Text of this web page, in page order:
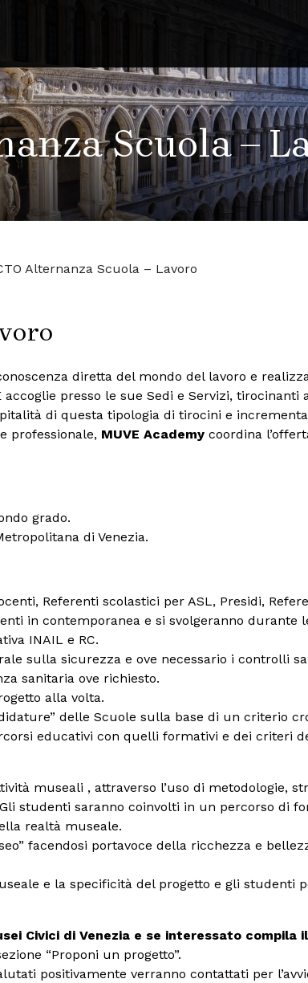
Scuola –
Alternanza Scuola – Lavoro
diretta del mondo del lavoro e
presso le sue Sedi e Servizi, tirocinanti
di questa tipologia di tirocini e
professionale, MUVE Academy coordina
grado.
di Venezia.
Referenti scolastici per ASL, Presidi,
in contemporanea e si svolgeranno durante
INAIL e RC.
sulla sicurezza e ove necessario i controlli
sanitaria ove richiesto.
alla volta.
delle Scuole sulla base di un criterio
educativi con quelli formativi e dei criteri
museali , attraverso l’uso di metodologie,
studenti saranno coinvolti in un percorso di
realtà museale.
facendosi portavoce della ricchezza e
e la specificità del progetto e gli studenti
Civici di Venezia e se interessato
“Proponi un progetto”.
positivamente verranno contattati per